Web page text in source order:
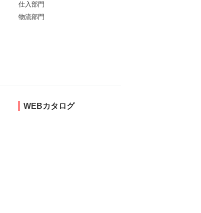
仕入部門
物流部門
WEBカタログ